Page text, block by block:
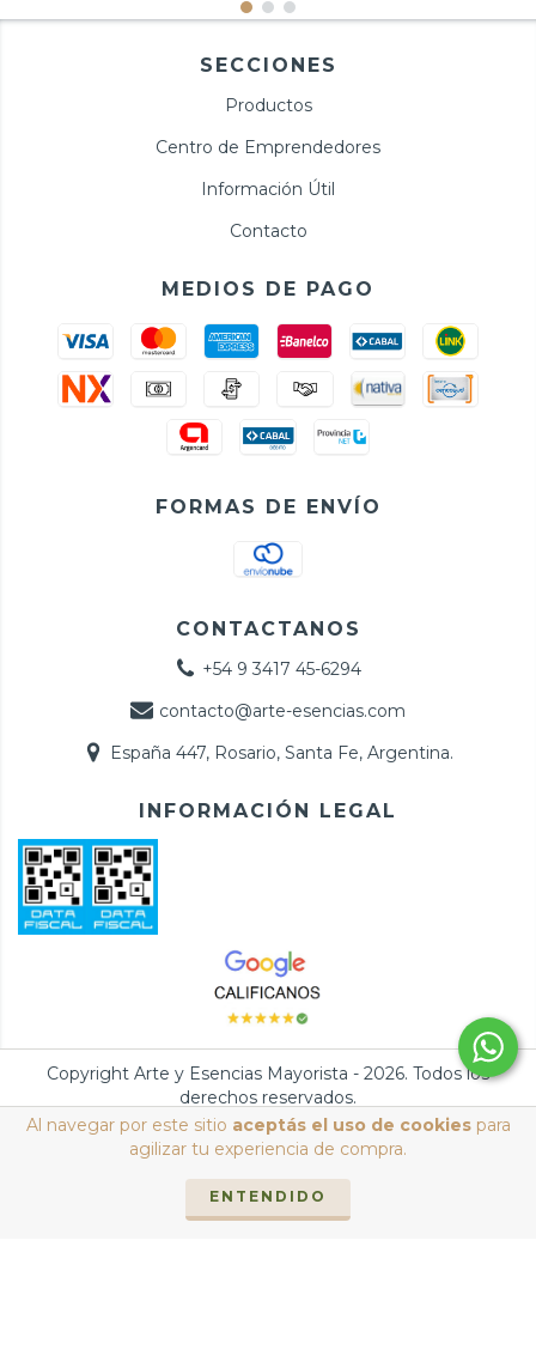
Al navegar por este sitio aceptás el uso de cookiespara
agilizar tu experiencia de compra.
ENTENDIDO
SECCIONES
Productos
Centro de Emprendedores
Información Útil
Contacto
MEDIOS DE PAGO
FORMAS DE ENVÍO
CONTACTANOS
+54 9 3417 45-6294
contacto@arte-esencias.com
España 447, Rosario, Santa Fe, Argentina.
INFORMACIÓN LEGAL
Copyright Arte y Esencias Mayorista - 2026. Todos los
derechos reservados.
Defensa de las y los consumidores. Para reclamos ingresá acá.
Botón de arrepentimiento